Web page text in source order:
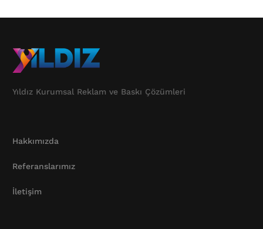
Yıldız Kurumsal Reklam ve Baskı Çözümleri
Hakkımızda
Referanslarımız
İletişim